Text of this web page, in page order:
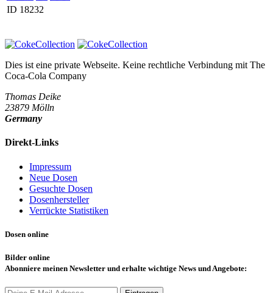
ID 18232
Dies ist eine private Webseite. Keine rechtliche Verbindung mit The
Coca-Cola Company
Thomas Deike
23879 Mölln
Germany
Direkt-Links
Impressum
Neue Dosen
Gesuchte Dosen
Dosenhersteller
Verrückte Statistiken
Dosen online
Bilder online
Abonniere meinen Newsletter und erhalte wichtige News und Angebote: